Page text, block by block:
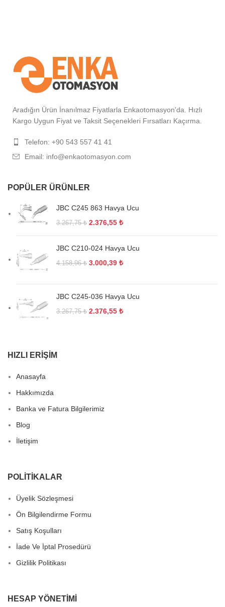
Aradığın Ürün İnanılmaz Fiyatlarla Enkaotomasyon'da. Hızlı
Kargo Uygun Fiyat ve Taksit Seçenekleri Fırsatları Kaçırma.
Telefon: +90 543 557 41 41
Email: info@enkaotomasyon.com
POPÜLER ÜRÜNLER
JBC C245 863 Havya Ucu
3.267,75₺ 2.376,55 ₺
JBC C210-024 Havya Ucu
4.158,96₺ 3.000,39 ₺
JBC C245-036 Havya Ucu
3.267,75₺ 2.376,55 ₺
HIZLI ERIŞIM
Anasayfa
Hakkımızda
Banka ve Fatura Bilgilerimiz
Blog
İletişim
POLITIKALAR
Üyelik Sözleşmesi
Ön Bilgilendirme Formu
Satış Koşulları
İade Ve İptal Prosedürü
Gizlilik Politikası
HESAP YÖNETIMI